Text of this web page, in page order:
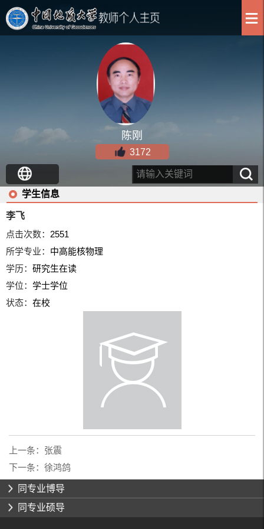
陈刚
3172
学生信息
李飞
点击次数： 2551
所学专业： 中高能核物理
学历：研究生在读
学位：学士学位
状态：在校
上一条： 张震
下一条： 徐鸿鸽
同专业博导
同专业硕导